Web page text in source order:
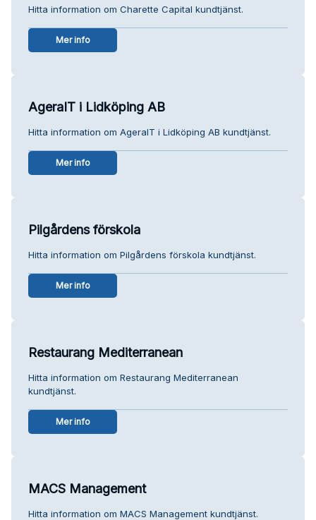
Hitta information om Charette Capital kundtjänst.
Mer info
AgeraIT i Lidköping AB
Hitta information om AgeraIT i Lidköping AB kundtjänst.
Mer info
Pilgårdens förskola
Hitta information om Pilgårdens förskola kundtjänst.
Mer info
Restaurang Mediterranean
Hitta information om Restaurang Mediterranean
kundtjänst.
Mer info
MACS Management
Hitta information om MACS Management kundtjänst.